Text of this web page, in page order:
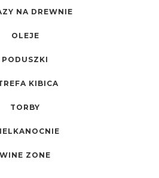
NA DREWNIE
OLEJE
PODUSZKI
KIBICA
TORBY
WINE ZONE